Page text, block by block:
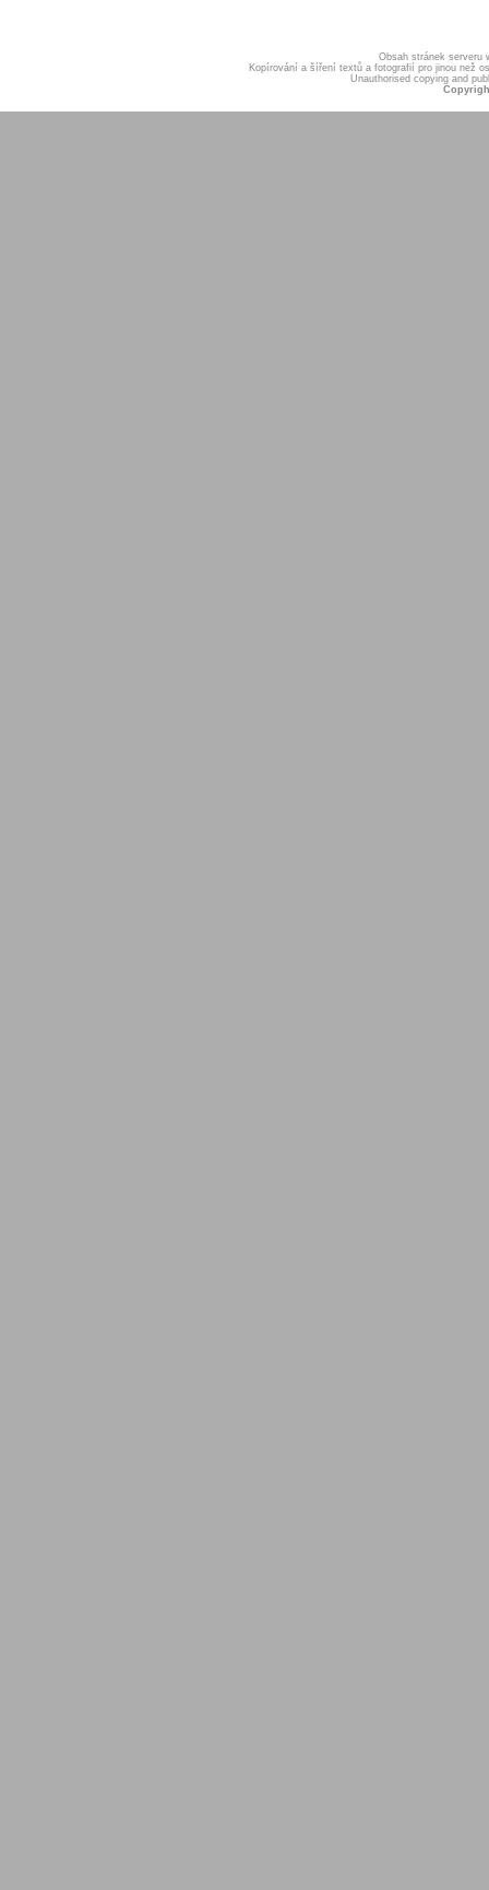
Obsah stránek serveru
Kopírování a šíření textů a fotografií pro jinou než
Unauthorised copying and